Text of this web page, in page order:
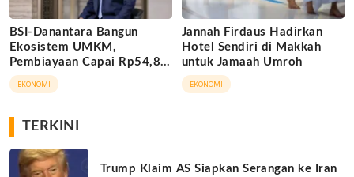
BSI-Danantara Bangun
Ekosistem UMKM,
Pembiayaan Capai Rp54,80
Triliun
EKONOMI
Jannah Firdaus Hadirkan
Hotel Sendiri di Makkah
untuk Jamaah Umroh
EKONOMI
TERKINI
Trump Klaim AS Siapkan Serangan ke Iran